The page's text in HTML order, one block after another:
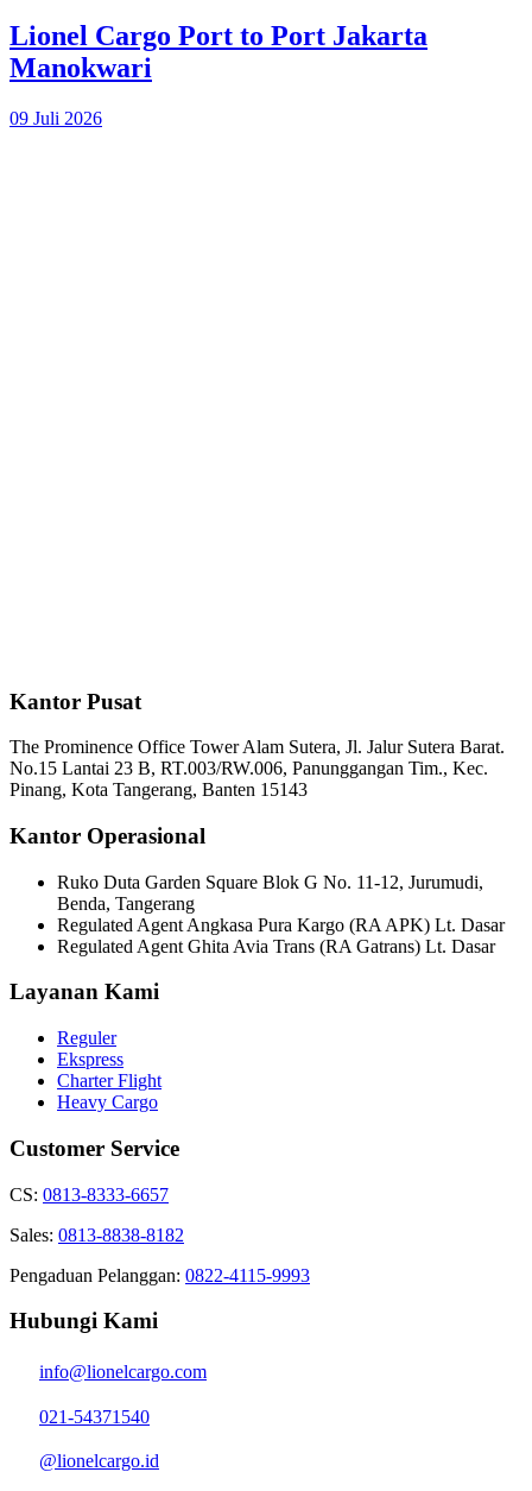
Lionel Cargo Port to Port Jakarta
Manokwari
09 Juli 2026
Kantor Pusat
The Prominence Office Tower Alam Sutera, Jl. Jalur Sutera Barat.
No.15 Lantai 23 B, RT.003/RW.006, Panunggangan Tim., Kec.
Pinang, Kota Tangerang, Banten 15143
Kantor Operasional
Ruko Duta Garden Square Blok G No. 11-12, Jurumudi,
Benda, Tangerang
Regulated Agent Angkasa Pura Kargo (RA APK) Lt. Dasar
Regulated Agent Ghita Avia Trans (RA Gatrans) Lt. Dasar
Layanan Kami
Reguler
Ekspress
Charter Flight
Heavy Cargo
Customer Service
CS: 0813-8333-6657
Sales: 0813-8838-8182
Pengaduan Pelanggan: 0822-4115-9993
Hubungi Kami
info@lionelcargo.com
021-54371540
@lionelcargo.id